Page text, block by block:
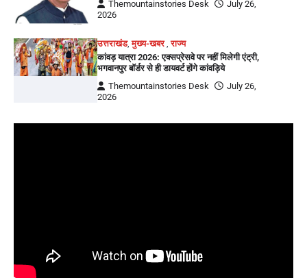
Themountainstories Desk
July 26,
2026
उत्तराखंड,मुख्य-खबर ,राज्य
कांवड़ यात्रा 2026: एक्सप्रेसवे पर नहीं मिलेगी एंट्री,
भगवानपुर बॉर्डर से ही डायवर्ट होंगे कांवड़िये
Themountainstories Desk
July 26,
2026